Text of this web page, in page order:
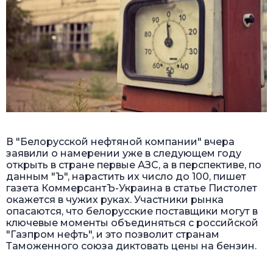
В "Белорусской нефтяной компании" вчера
заявили о намерении уже в следующем году
открыть в стране первые АЗС, а в перспективе, по
данным "Ъ", нарастить их число до 100, пишет
газета КоммерсантЪ-Украина в статье Пистолет
окажется в чужих руках. Участники рынка
опасаются, что белорусские поставщики могут в
ключевые моменты объединяться с российской
"Газпром нефть", и это позволит странам
Таможенного союза диктовать цены на бензин.